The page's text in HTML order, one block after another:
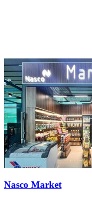
Nasco Market